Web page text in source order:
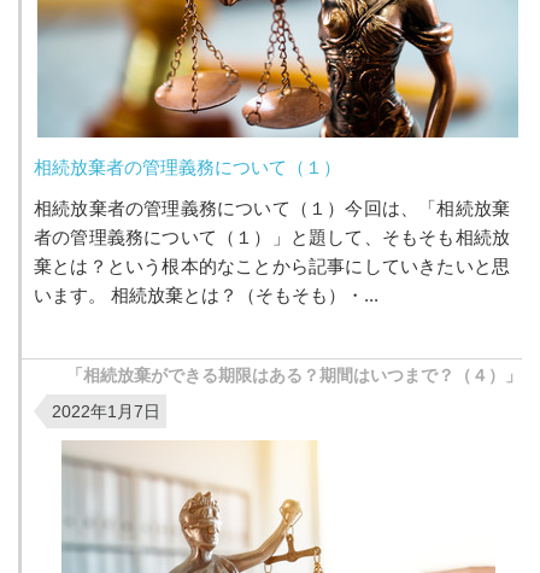
相続放棄者の管理義務について（１）
相続放棄者の管理義務について（１）今回は、「相続放棄
者の管理義務について（１）」と題して、そもそも相続放
棄とは？という根本的なことから記事にしていきたいと思
います。 相続放棄とは？（そもそも）・...
「相続放棄ができる期限はある？期間はいつまで？（４）」
2022年1月7日